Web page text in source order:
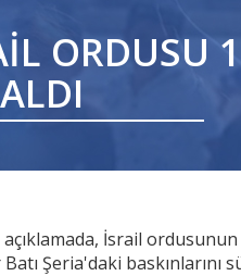
ORDUSU
açıklamada, İsrail
Şeria'daki baskınlarını